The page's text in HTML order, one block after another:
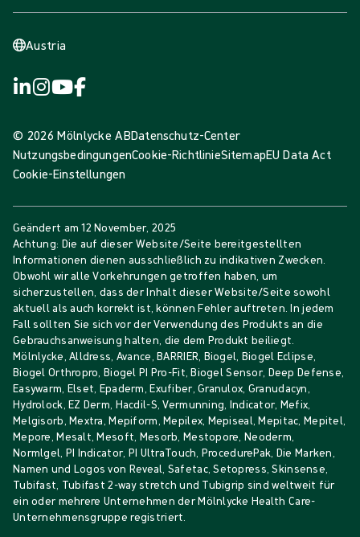
Austria
© 2026 Mölnlycke ABDatenschutz-Center
NutzungsbedingungenCookie-RichtlinieSitemapEU Data Act
Cookie-Einstellungen
Geändert am12 November, 2025
Achtung: Die auf dieser Website/Seite bereitgestellten
Informationen dienen ausschließlich zu indikativen Zwecken.
Obwohl wir alle Vorkehrungen getroffen haben, um
sicherzustellen, dass der Inhalt dieser Website/Seite sowohl
aktuell als auch korrekt ist, können Fehler auftreten. In jedem
Fall sollten Sie sich vor der Verwendung des Produkts an die
Gebrauchsanweisung halten, die dem Produkt beiliegt.
Mölnlycke, Alldress, Avance, BARRIER, Biogel, Biogel Eclipse,
Biogel Orthropro, Biogel PI Pro-Fit, Biogel Sensor, Deep Defense,
Easywarm, Elset, Epaderm, Exufiber, Granulox, Granudacyn,
Hydrolock, EZ Derm, Hacdil-S, Vermunning, Indicator, Mefix,
Melgisorb, Mextra, Mepiform, Mepilex, Mepiseal, Mepitac, Mepitel,
Mepore, Mesalt, Mesoft, Mesorb, Mestopore, Neoderm,
Normlgel, PI Indicator, PI UltraTouch, ProcedurePak, Die Marken,
Namen und Logos von Reveal, Safetac, Setopress, Skinsense,
Tubifast, Tubifast 2-way stretch und Tubigrip sind weltweit für
ein oder mehrere Unternehmen der Mölnlycke Health Care-
Unternehmensgruppe registriert.